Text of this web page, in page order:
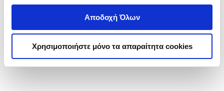
Αποδοχή Όλων
Χρησιμοποιήστε μόνο τα απαραίτητα cookies